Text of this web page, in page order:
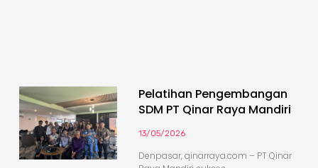
Pelatihan Pengembangan
SDM PT Qinar Raya Mandiri
13/05/2026
Denpasar, qinarraya.com – PT Qinar